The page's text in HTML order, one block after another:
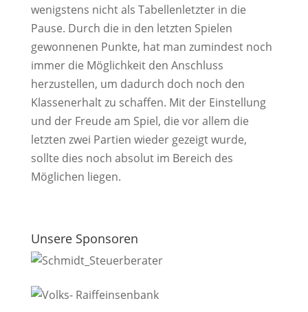
wenigstens nicht als Tabellenletzter in die
Pause. Durch die in den letzten Spielen
gewonnenen Punkte, hat man zumindest noch
immer die Möglichkeit den Anschluss
herzustellen, um dadurch doch noch den
Klassenerhalt zu schaffen. Mit der Einstellung
und der Freude am Spiel, die vor allem die
letzten zwei Partien wieder gezeigt wurde,
sollte dies noch absolut im Bereich des
Möglichen liegen.
Unsere Sponsoren